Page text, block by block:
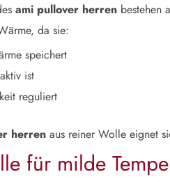
ami pullover herren bestehen
da sie:
speichert
ist
reguliert
herren aus reiner Wolle eignet
für milde